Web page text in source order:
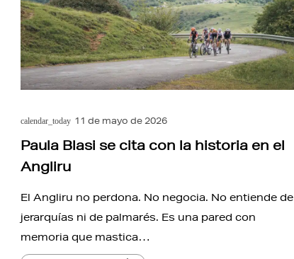
calendar_today 11 de mayo de 2026
Paula Blasi se cita con la historia en el
Angliru
El Angliru no perdona. No negocia. No entiende de
jerarquías ni de palmarés. Es una pared con
memoria que mastica…